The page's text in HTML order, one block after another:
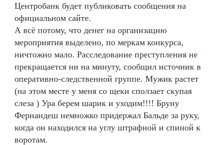
Центробанк будет публиковать сообщения на
официальном сайте.
А всё потому, что денег на организацию
мероприятия выделено, по меркам конкурса,
ничтожно мало. Расследование преступления не
прекращается ни на минуту, сообщил источник в
оперативно-следственной группе. Мужик растет
(на этом месте у меня со щеки сползает скупая
слеза ) Ура берем шарик и уходим!!!! Бруну
Фернандеш немножко придержал Бальде за руку,
когда он находился на углу штрафной и спиной к
воротам.